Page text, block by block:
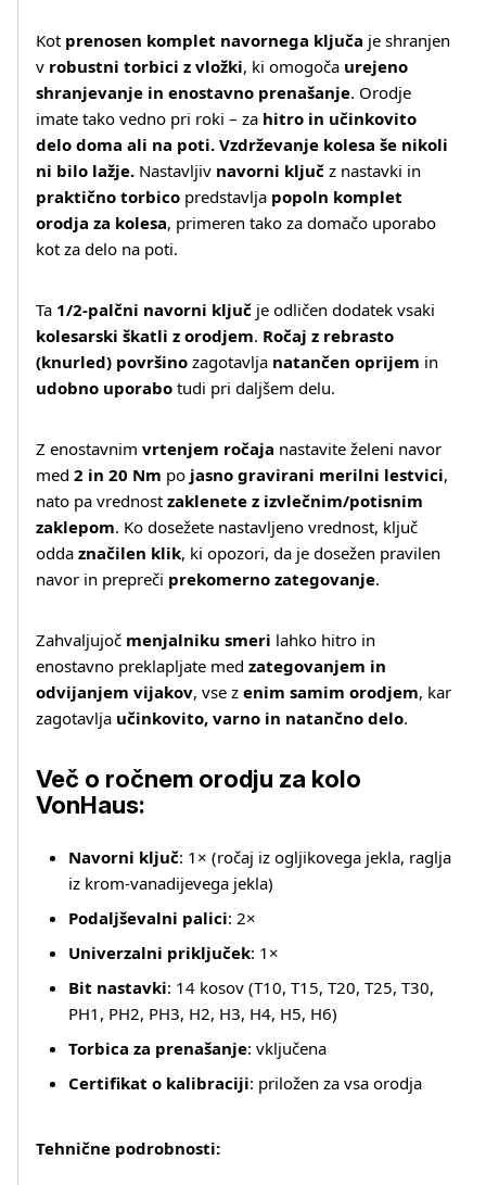
Več o izdelku
Kot prenosen komplet navornega ključa je shranjen
v robustni torbici z vložki, ki omogoča urejeno
shranjevanje in enostavno prenašanje. Orodje
imate tako vedno pri roki – za hitro in učinkovito
delo doma ali na poti. Vzdrževanje kolesa še nikoli
ni bilo lažje. Nastavljiv navorni ključ z nastavki in
praktično torbico predstavlja popoln komplet
orodja za kolesa, primeren tako za domačo uporabo
kot za delo na poti.
Ta 1/2‑palčni navorni ključ je odličen dodatek vsaki
kolesarski škatli z orodjem. Ročaj z rebrasto
(knurled) površino zagotavlja natančen oprijem in
udobno uporabo tudi pri daljšem delu.
Z enostavnim vrtenjem ročaja nastavite želeni navor
med 2 in 20 Nm po jasno gravirani merilni lestvici,
nato pa vrednost zaklenete z izvlečnim/potisnim
zaklepom. Ko dosežete nastavljeno vrednost, ključ
odda značilen klik, ki opozori, da je dosežen pravilen
navor in prepreči prekomerno zategovanje.
Zahvaljujoč menjalniku smeri lahko hitro in
enostavno preklapljate med zategovanjem in
odvijanjem vijakov, vse z enim samim orodjem, kar
zagotavlja učinkovito, varno in natančno delo.
Več o ročnem orodju za kolo
VonHaus:
Navorni ključ: 1× (ročaj iz ogljikovega jekla, raglja
iz krom‑vanadijevega jekla)
Podaljševalni palici: 2×
Univerzalni priključek: 1×
Bit nastavki: 14 kosov (T10, T15, T20, T25, T30,
PH1, PH2, PH3, H2, H3, H4, H5, H6)
Torbica za prenašanje: vključena
Certifikat o kalibraciji: priložen za vsa orodja
Tehnične podrobnosti: